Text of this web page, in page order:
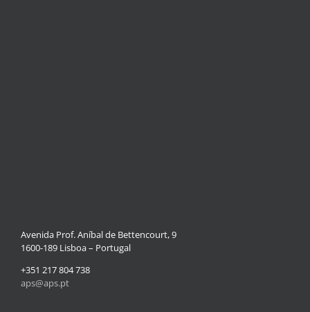
Avenida Prof. Aníbal de Bettencourt, 9
1600-189 Lisboa – Portugal
+351 217 804 738
aps@aps.pt